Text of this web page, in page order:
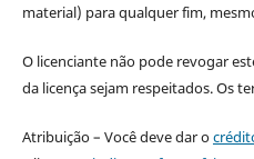
material) para qualquer fim,
O licenciante não pode revogar
da licença sejam respeitados. Os
Atribuição – Você deve dar o